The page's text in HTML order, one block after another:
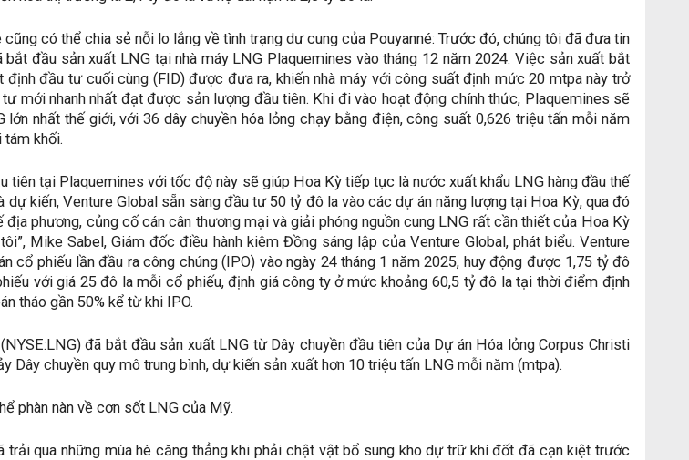
có thể chia sẻ nỗi lo lắng về tình trạng dư cung của Pouyanné: Trước đó, chúng tôi đã đưa tin
bắt đầu sản xuất LNG tại nhà máy LNG Plaquemines vào tháng 12 năm 2024. Việc sản xuất bắt
định đầu tư cuối cùng (FID) được đưa ra, khiến nhà máy với công suất định mức 20 mtpa này trở
mới nhanh nhất đạt được sản lượng đầu tiên. Khi đi vào hoạt động chính thức, Plaquemines sẽ
lớn nhất thế giới, với 36 dây chuyền hóa lỏng chạy bằng điện, công suất 0,626 triệu tấn mỗi năm
khối.
tiên tại Plaquemines với tốc độ này sẽ giúp Hoa Kỳ tiếp tục là nước xuất khẩu LNG hàng đầu thế
dự kiến, Venture Global sẵn sàng đầu tư 50 tỷ đô la vào các dự án năng lượng tại Hoa Kỳ, qua đó
địa phương, củng cố cán cân thương mại và giải phóng nguồn cung LNG rất cần thiết của Hoa Kỳ
Mike Sabel, Giám đốc điều hành kiêm Đồng sáng lập của Venture Global, phát biểu. Venture
cổ phiếu lần đầu ra công chúng (IPO) vào ngày 24 tháng 1 năm 2025, huy động được 1,75 tỷ đô
với giá 25 đô la mỗi cổ phiếu, định giá công ty ở mức khoảng 60,5 tỷ đô la tại thời điểm định
tháo gần 50% kể từ khi IPO.
đã bắt đầu sản xuất LNG từ Dây chuyền đầu tiên của Dự án Hóa lỏng Corpus Christi
Dây chuyền quy mô trung bình, dự kiến ​​sản xuất hơn 10 triệu tấn LNG mỗi năm (mtpa).
phàn nàn về cơn sốt LNG của Mỹ.
trải qua những mùa hè căng thẳng khi phải chật vật bổ sung kho dự trữ khí đốt đã cạn kiệt trước